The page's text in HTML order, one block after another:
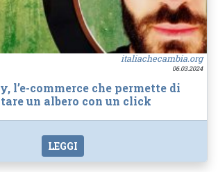
italiachecambia.org
06.03.2024
l’e-commerce che permette di
un albero con un click
LEGGI